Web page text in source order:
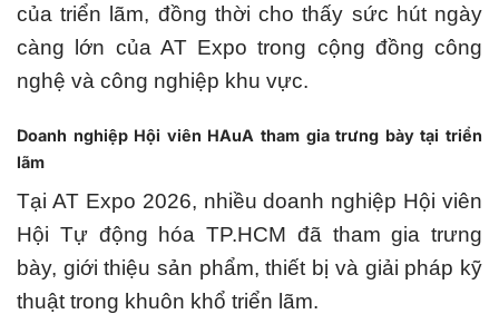
của triển lãm, đồng thời cho thấy sức hút ngày
càng lớn của AT Expo trong cộng đồng công
nghệ và công nghiệp khu vực.
Doanh nghiệp Hội viên HAuA tham gia trưng bày tại triển
lãm
Tại AT Expo 2026, nhiều doanh nghiệp Hội viên
Hội Tự động hóa TP.HCM đã tham gia trưng
bày, giới thiệu sản phẩm, thiết bị và giải pháp kỹ
thuật trong khuôn khổ triển lãm.